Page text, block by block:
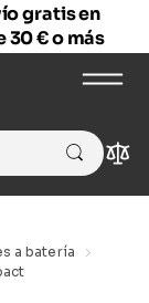
gratis en
30 € o más
a batería